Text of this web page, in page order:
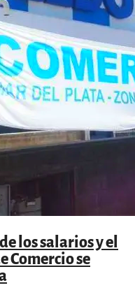
los salarios y el
Comercio se